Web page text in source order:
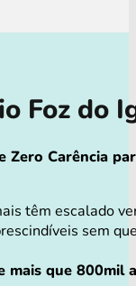
Foz do
Zero Carência
têm escalado
sem
mais que 800mil